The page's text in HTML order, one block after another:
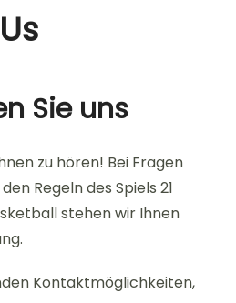
Sie uns
zu hören! Bei Fragen
Regeln des Spiels 21
stehen wir Ihnen
Kontaktmöglichkeiten,